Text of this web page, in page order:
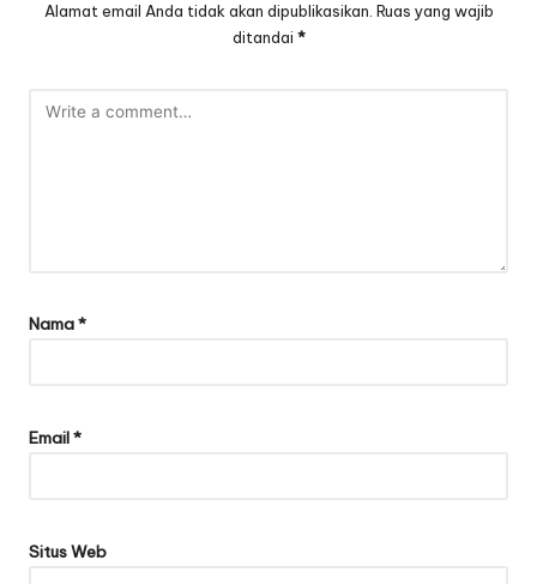
Alamat email Anda tidak akan dipublikasikan. Ruas yang wajib
ditandai *
Nama*
Email*
Situs Web